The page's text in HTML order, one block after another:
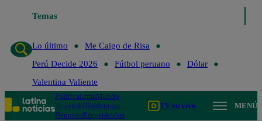
Temas
Lo último
Me Caigo de Risa
Perú Decide 2026
Fútbol peruano
Dólar
Valentina Valiente
PolíticaLimaMundo
Te ayudoTendencias
DeportesEspectáculos
TV en vivo MENÚ